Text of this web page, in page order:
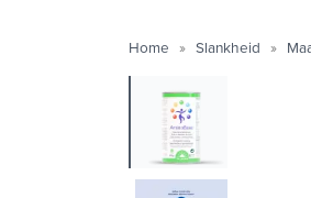
Home Slankheid